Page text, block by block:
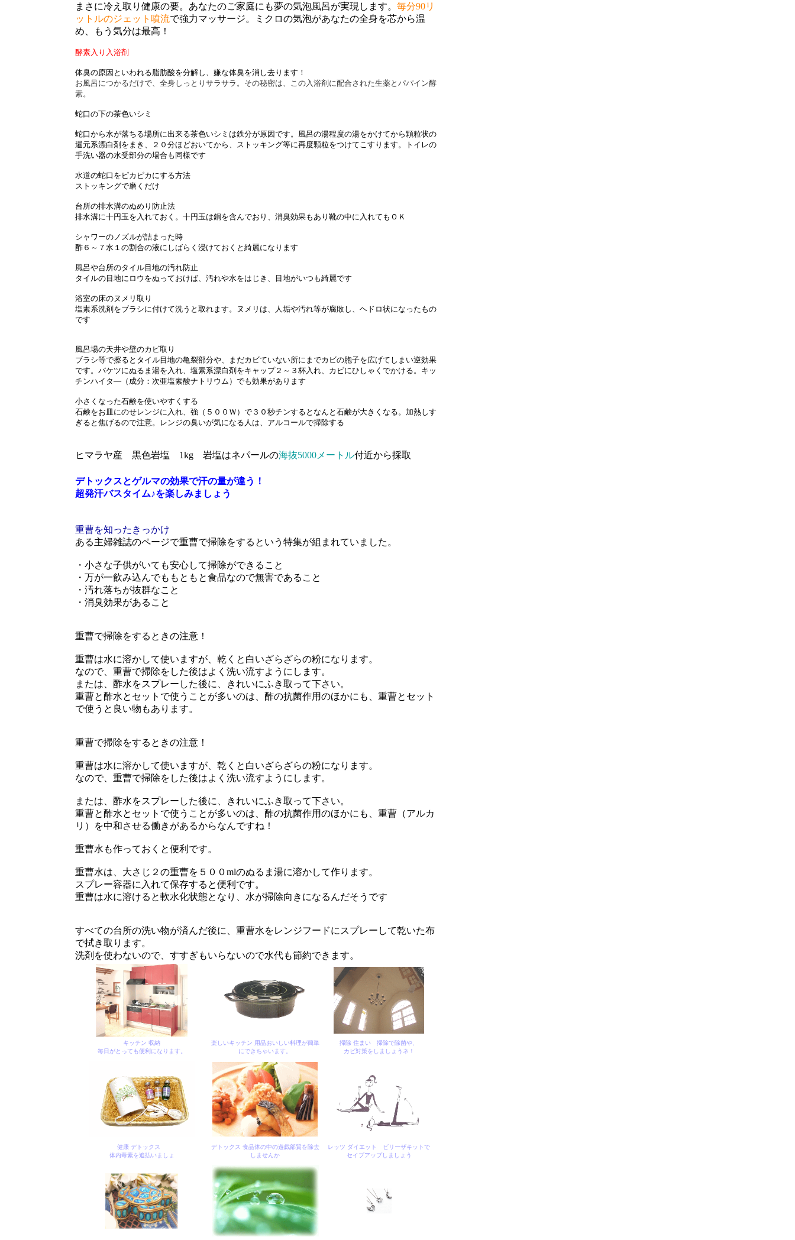
まさに冷え取り健康の要。あなたのご家庭にも夢の気泡風呂が実現します。 毎分90リ
ットルのジェット噴流で強力マッサージ。ミクロの気泡があなたの全身を芯から温
め、もう気分は最高！
酵素入り入浴剤
体臭の原因といわれる脂肪酸を分解し、嫌な体臭を消し去ります！
お風呂につかるだけで、全身しっとりサラサラ。その秘密は、この入浴剤に配合された生薬とパパイン酵
素。
蛇口の下の茶色いシミ
蛇口から水が落ちる場所に出来る茶色いシミは鉄分が原因です。風呂の湯程度の湯をかけてから顆粒状の
還元系漂白剤をまき、２０分ほどおいてから、ストッキング等に再度顆粒をつけてこすります。トイレの
手洗い器の水受部分の場合も同様です
水道の蛇口をピカピカにする方法
ストッキングで磨くだけ
台所の排水溝のぬめり防止法
排水溝に十円玉を入れておく。十円玉は銅を含んでおり、消臭効果もあり靴の中に入れてもＯＫ
シャワーのノズルが詰まった時
酢６～７水１の割合の液にしばらく浸けておくと綺麗になります
風呂や台所のタイル目地の汚れ防止
タイルの目地にロウをぬっておけば、汚れや水をはじき、目地がいつも綺麗です
浴室の床のヌメリ取り
塩素系洗剤をブラシに付けて洗うと取れます。ヌメリは、人垢や汚れ等が腐敗し、ヘドロ状になったもの
です
風呂場の天井や壁のカビ取り
ブラシ等で擦るとタイル目地の亀裂部分や、まだカビていない所にまでカビの胞子を広げてしまい逆効果
です。バケツにぬるま湯を入れ、塩素系漂白剤をキャップ２～３杯入れ、カビにひしゃくでかける。キッ
チンハイタ―（成分：次亜塩素酸ナトリウム）でも効果があります
小さくなった石鹸を使いやすくする
石鹸をお皿にのせレンジに入れ、強（５００Ｗ）で３０秒チンするとなんと石鹸が大きくなる。加熱しす
ぎると焦げるので注意。レンジの臭いが気になる人は、アルコールで掃除する
ヒマラヤ産 黒色岩塩 1kg 岩塩はネパールの海抜5000メートル付近から採取
デトックスとゲルマの効果で汗の量が違う！
超発汗バスタイム♪を楽しみましょう
重曹を知ったきっかけ
ある主婦雑誌のページで重曹で掃除をするという特集が組まれていました。
・小さな子供がいても安心して掃除ができること
・万が一飲み込んでももともと食品なので無害であること
・汚れ落ちが抜群なこと
・消臭効果があること
重曹で掃除をするときの注意！
重曹は水に溶かして使いますが、乾くと白いざらざらの粉になります。
なので、重曹で掃除をした後はよく洗い流すようにします。
または、酢水をスプレーした後に、きれいにふき取って下さい。
重曹と酢水とセットで使うことが多いのは、酢の抗菌作用のほかにも、重曹とセット
で使うと良い物もあります。
重曹で掃除をするときの注意！
重曹は水に溶かして使いますが、乾くと白いざらざらの粉になります。
なので、重曹で掃除をした後はよく洗い流すようにします。
または、酢水をスプレーした後に、きれいにふき取って下さい。
重曹と酢水とセットで使うことが多いのは、酢の抗菌作用のほかにも、重曹（アルカ
リ）を中和させる働きがあるからなんですね！
重曹水も作っておくと便利です。
重曹水は、大さじ２の重曹を５００mlのぬるま湯に溶かして作ります。
スプレー容器に入れて保存すると便利です。
重曹は水に溶けると軟水化状態となり、水が掃除向きになるんだそうです
すべての台所の洗い物が済んだ後に、重曹水をレンジフードにスプレーして乾いた布
で拭き取ります。
洗剤を使わないので、すすぎもいらないので水代も節約できます。
キッチン 収納
毎日がとっても便利になります。
楽しいキッチン 用品おいしい料理が簡単
にできちゃいます。
掃除 住まい 掃除で除菌や、
カビ対策をしましょうネ！
健康 デトックス
体内毒素を追払いましょ
デトックス 食品体の中の遊戯部質を除去
しませんか
レッツ ダイエット ビリーザキットで
セイプアップしましょう